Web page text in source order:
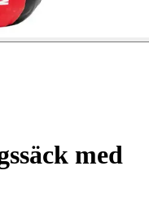
med